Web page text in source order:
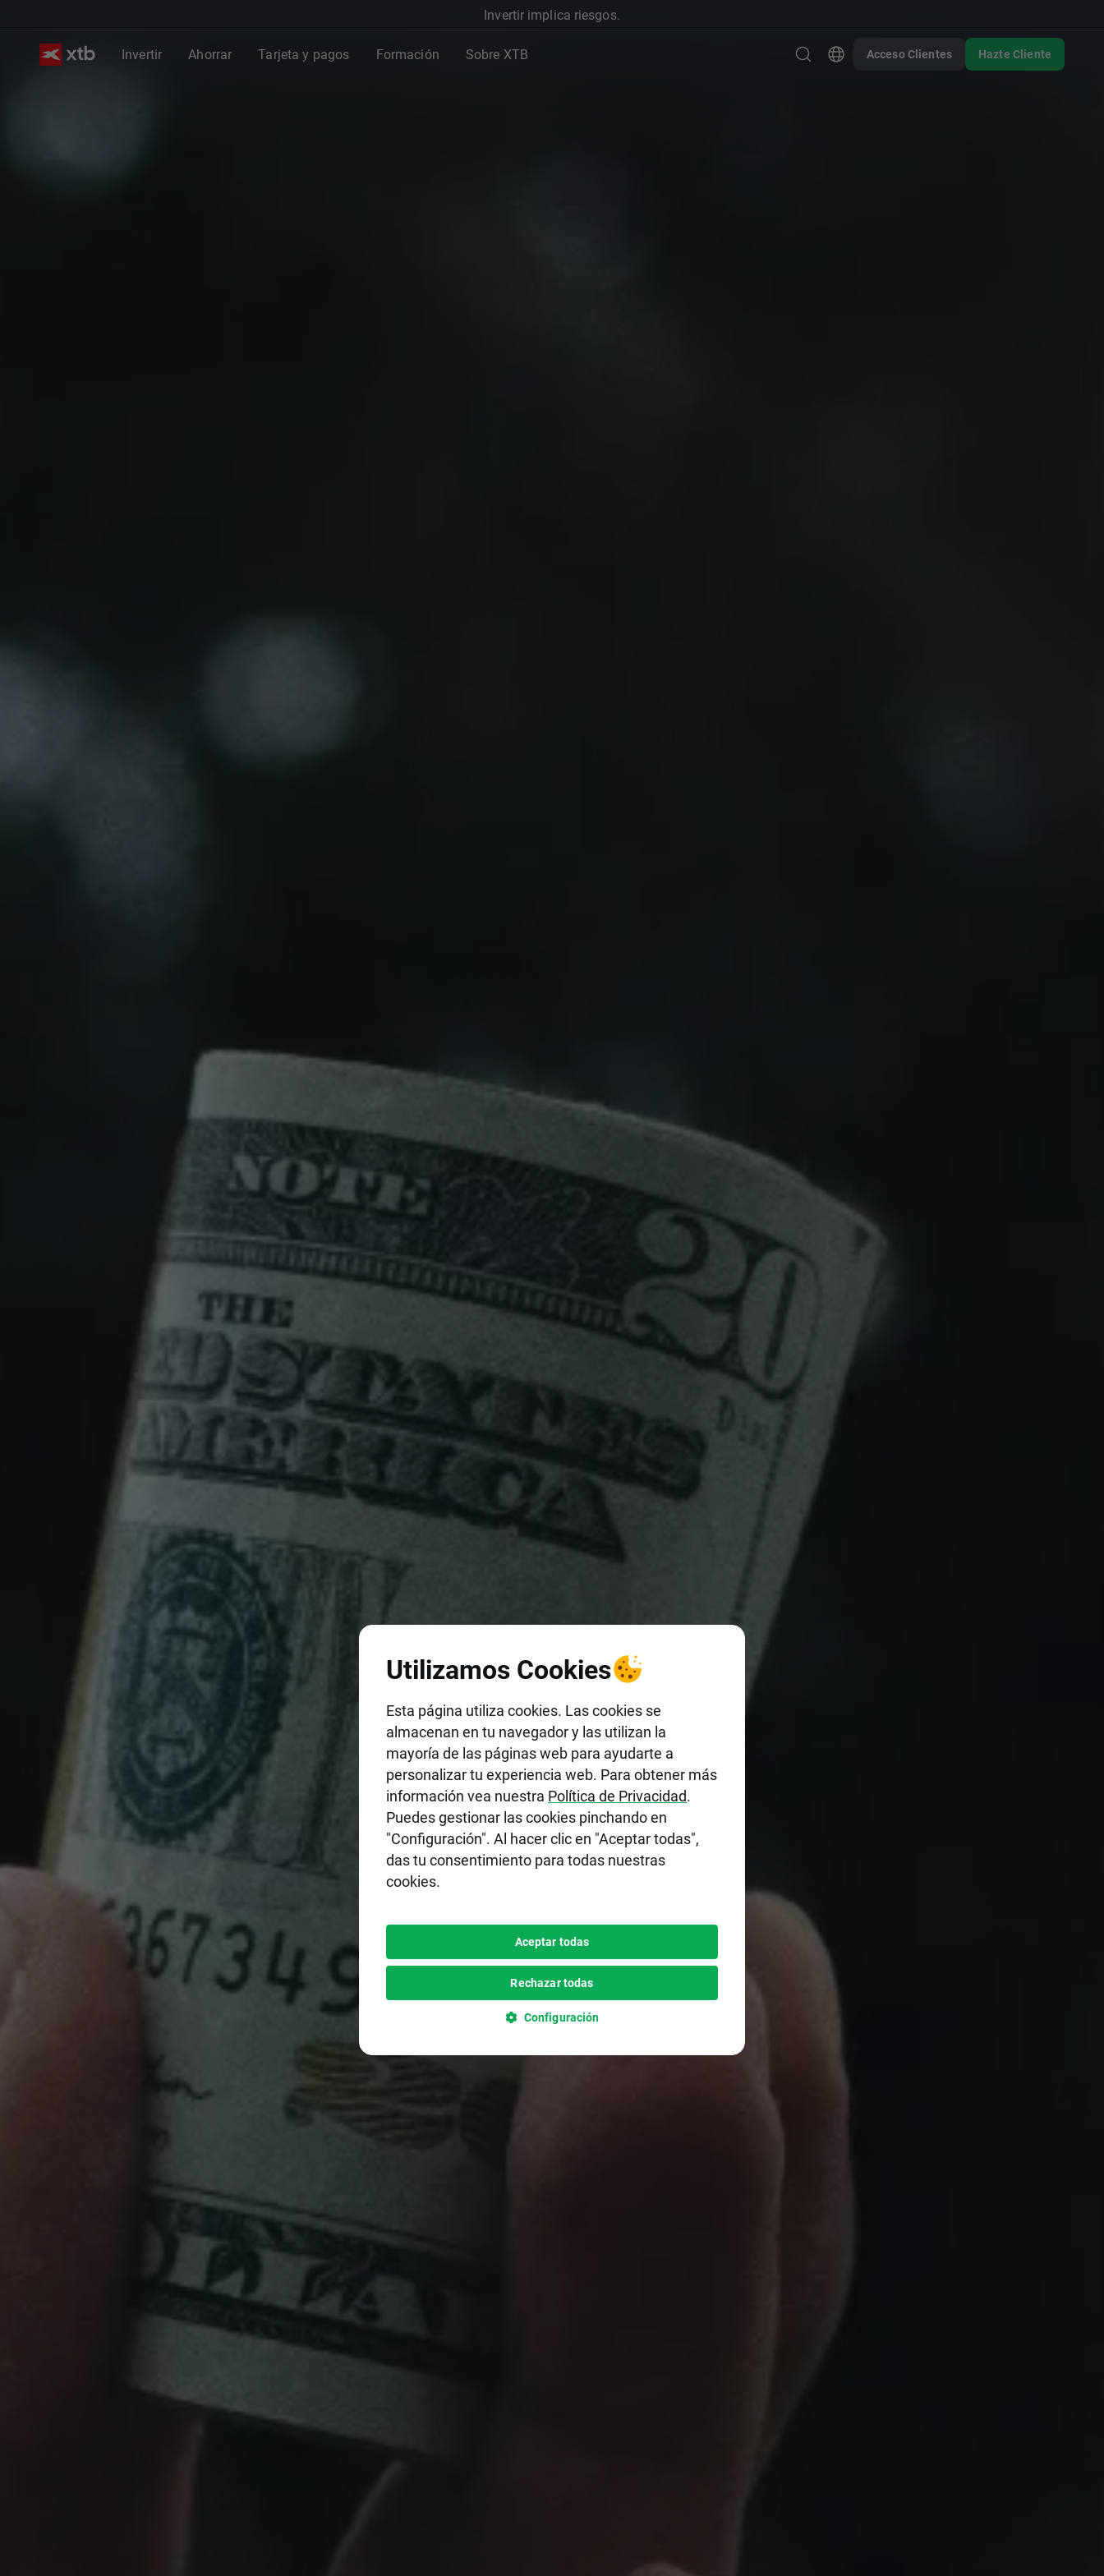
Invertir implica riesgos.
Invertir Ahorrar Tarjeta y pagos Formación Sobre XTB Acceso Clientes Hazte Cliente
Utilizamos Cookies
Esta página utiliza cookies. Las cookies se
almacenan en tu navegador y las utilizan la
mayoría de las páginas web para ayudarte a
personalizar tu experiencia web. Para obtener más
información vea nuestra Política de Privacidad.
Puedes gestionar las cookies pinchando en
"Configuración". Al hacer clic en "Aceptar todas",
das tu consentimiento para todas nuestras
cookies.
Aceptar todas
Rechazar todas
Configuración